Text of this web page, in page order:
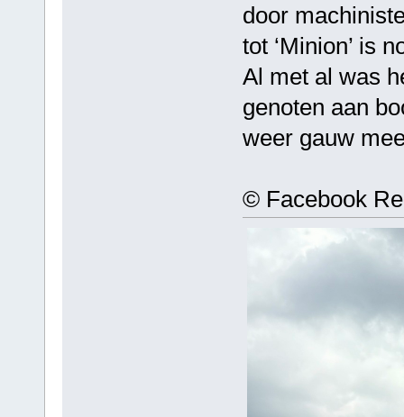
door
tot ‘Minion’ is
Al met al was
genoten aan
weer gauw
© Facebook